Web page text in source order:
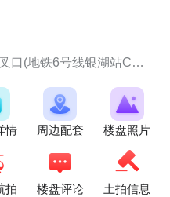
(地铁6号线银湖站C口旁)
情 周边配套 楼盘照片
拍 楼盘评论 土拍信息